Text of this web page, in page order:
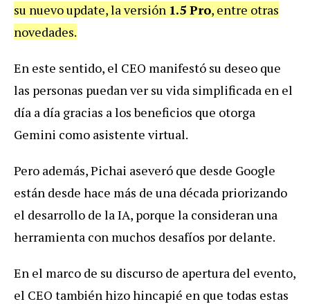
su nuevo update, la versión 1.5 Pro, entre otras
novedades.
En este sentido, el CEO manifestó su deseo que
las personas puedan ver su vida simplificada en el
día a día gracias a los beneficios que otorga
Gemini como asistente virtual.
Pero además, Pichai aseveró que desde Google
están desde hace más de una década priorizando
el desarrollo de la IA, porque la consideran una
herramienta con muchos desafíos por delante.
En el marco de su discurso de apertura del evento,
el CEO también hizo hincapié en que todas estas